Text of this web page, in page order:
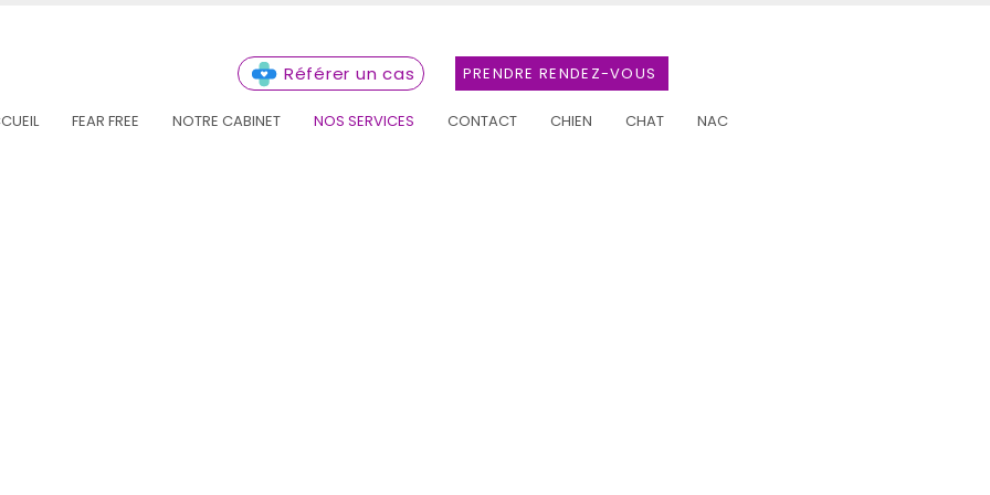
FEAR FREE NOTRE CABINET NOS SERVICES CONTACT CHIEN CHAT NAC
PRENDRE RENDEZ-VOUS
Référer un cas